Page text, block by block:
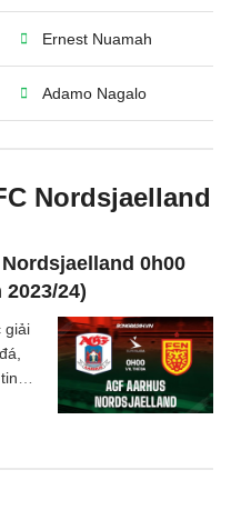
Ernest Nuamah
Adamo Nagalo
Nordsjaelland
0h00
24)
giải